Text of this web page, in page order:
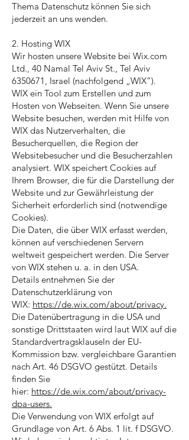
Thema Datenschutz können Sie sich
jederzeit an uns wenden.
2. Hosting WIX
Wir hosten unsere Website bei Wix.com
Ltd., 40 Namal Tel Aviv St., Tel Aviv
6350671 , Israel (nachfolgend „WIX“).
WIX ein Tool zum Erstellen und zum
Hosten von Webseiten. Wenn Sie unsere
Website besuchen, werden mit Hilfe von
WIX das Nutzerverhalten, die
Besucherquellen, die Region der
Websitebesucher und die Besucherzahlen
analysiert. WIX speichert Cookies auf
Ihrem Browser, die für die Darstellung der
Website und zur Gewährleistung der
Sicherheit erforderlich sind (notwendige
Cookies).
Die Daten, die über WIX erfasst werden,
können auf verschiedenen Servern
weltweit gespeichert werden. Die Server
von WIX stehen u. a. in den USA.
Details entnehmen Sie der
Datenschutzerklärung von
WIX: https://de.wix.com/about/privacy.
Die Datenübertragung in die USA und
sonstige Drittstaaten wird laut WIX auf die
Standardvertragsklauseln der EU-
Kommission bzw. vergleichbare Garantien
nach Art. 46 DSGVO gestützt. Details
finden Sie
hier: https://de.wix.com/about/privacy-
dpa-users.
Die Verwendung von WIX erfolgt auf
Grundlage von Art. 6 Abs. 1 lit. f DSGVO.